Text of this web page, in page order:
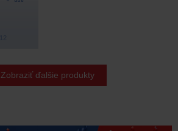
Zobraziť ďalšie produkty